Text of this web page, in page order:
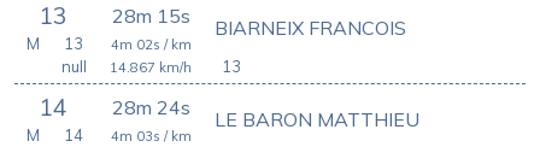
13 28m 15s
13
BIARNEIX FRANCOIS
4m 02s / km
14.867 km/h
M
13
null
14 28m 24s LE BARON MATTHIEU
4m 03s / km
M
14